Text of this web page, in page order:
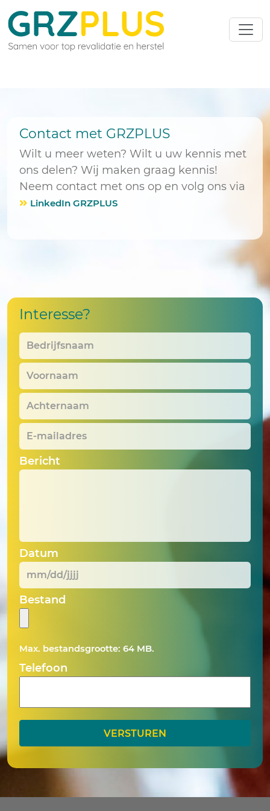
Contact met GRZPLUS
Wilt u meer weten? Wilt u uw kennis met
ons delen? Wij maken graag kennis!
Neem contact met ons op en volg ons via
LinkedIn GRZPLUS
Interesse?
Bedrijfsnaam
Voornaam
Achternaam
E-
mailadres *
Bericht
Datum
MM
slash
DD
slash
JJJJ
Bestand
Max. bestandsgrootte: 64 MB.
Telefoon